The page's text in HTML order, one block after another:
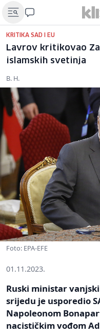
KRITIKA SAD I EU
Lavrov kritikovao
islamskih svetinja
B. H.
Foto: EPA-EFE
01.11.2023.
Ruski ministar
srijedu je usporedio
Napoleonom
nacističkim vođom